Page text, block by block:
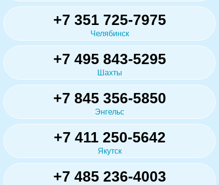
+7 351 725-7975
Челябинск
+7 495 843-5295
Шахты
+7 845 356-5850
Энгельс
+7 411 250-5642
Якутск
+7 485 236-4003